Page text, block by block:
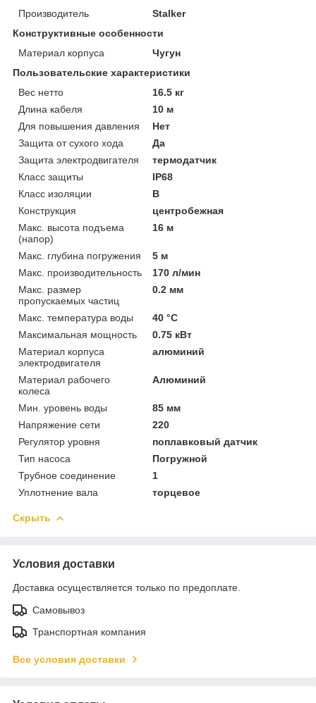
Производитель
Stalker
Конструктивные особенности
Материал корпуса
Чугун
Пользовательские характеристики
Вес нетто
16.5 кг
Длина кабеля
10 м
Для повышения давления
Нет
Защита от сухого хода
Да
Защита электродвигателя
термодатчик
Класс защиты
IP68
Класс изоляции
B
Конструкция
центробежная
Макс. высота подъема
(напор)
16 м
Макс. глубина погружения
5 м
Макс. производительность
170 л/мин
Макс. размер
пропускаемых частиц
0.2 мм
Макс. температура воды
40 °C
Максимальная мощность
0.75 кВт
Материал корпуса
электродвигателя
алюминий
Материал рабочего
колеса
Алюминий
Мин. уровень воды
85 мм
Напряжение сети
220
Регулятор уровня
поплавковый датчик
Тип насоса
Погружной
Трубное соединение
1
Уплотнение вала
торцевое
Скрыть
Условия доставки
Доставка осуществляется только по предоплате.
Самовывоз
Транспортная компания
Все условия доставки